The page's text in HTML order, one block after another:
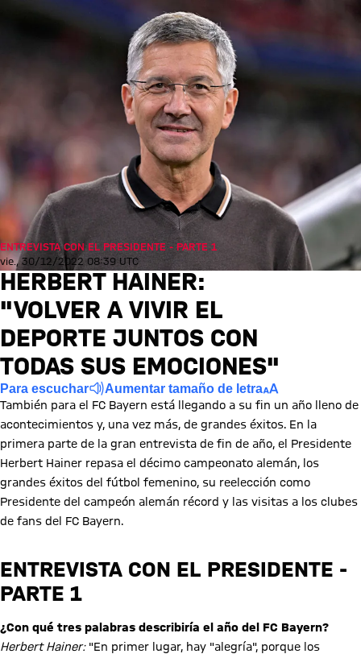
ENTREVISTA CON EL PRESIDENTE - PARTE 1
vie., 30/12/2022 08:39 UTC
HERBERT HAINER:
"VOLVER A VIVIR EL
DEPORTE JUNTOS CON
TODAS SUS EMOCIONES"
Para escuchar Aumentar tamaño de letra
También para el FC Bayern está llegando a su fin un año lleno de
acontecimientos y, una vez más, de grandes éxitos. En la
primera parte de la gran entrevista de fin de año, el Presidente
Herbert Hainer repasa el décimo campeonato alemán, los
grandes éxitos del fútbol femenino, su reelección como
Presidente del campeón alemán récord y las visitas a los clubes
de fans del FC Bayern.
ENTREVISTA CON EL PRESIDENTE -
PARTE 1
¿Con qué tres palabras describiría el año del FC Bayern?
Herbert Hainer:"En primer lugar, hay "alegría", porque los